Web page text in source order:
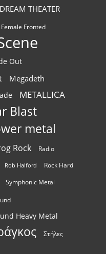
DREAM THEATER
Female Fronted
Out
Megadeth
METALLICA
Blast
metal
Rock Radio
Rob Halford Rock Hard
Symphonic Metal
Heavy Metal
Στήλες